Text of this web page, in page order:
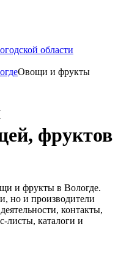
области
Овощи и фрукты
фруктов
и фрукты в Вологде.
но и производители
контакты,
листы, каталоги и